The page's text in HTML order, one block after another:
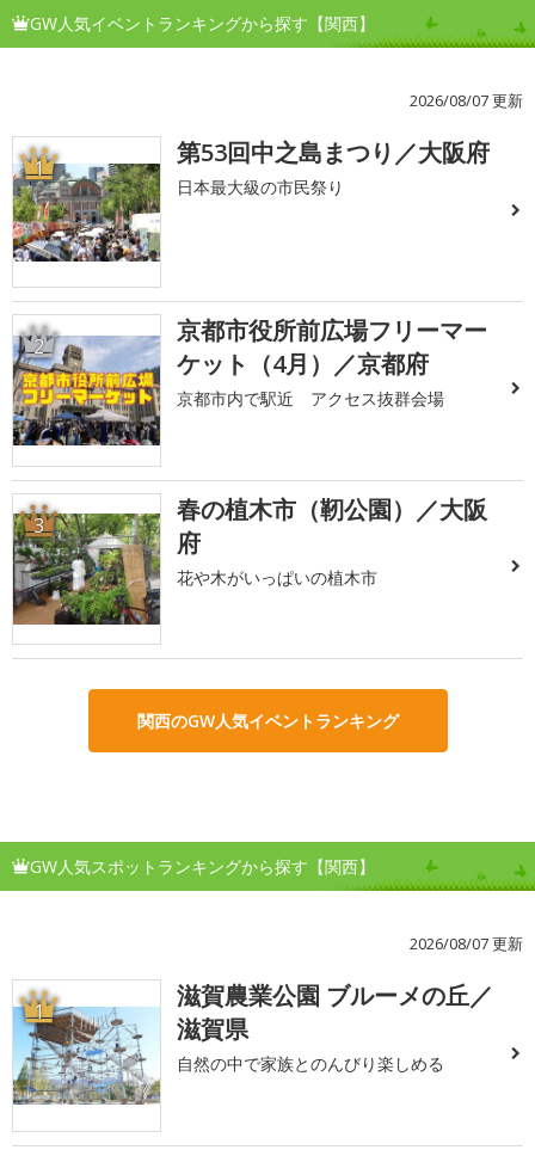
GW人気イベントランキングから探す【関西】
2026/08/07 更新
1 第53回中之島まつり／大阪府
日本最大級の市民祭り
2
京都市役所前広場フリーマー
ケット（4月）／京都府
京都市内で駅近 アクセス抜群会場
3
春の植木市（靭公園）／大阪
府
花や木がいっぱいの植木市
関西のGW人気イベントランキング
GW人気スポットランキングから探す【関西】
2026/08/07 更新
1
滋賀農業公園 ブルーメの丘／
滋賀県
自然の中で家族とのんびり楽しめる